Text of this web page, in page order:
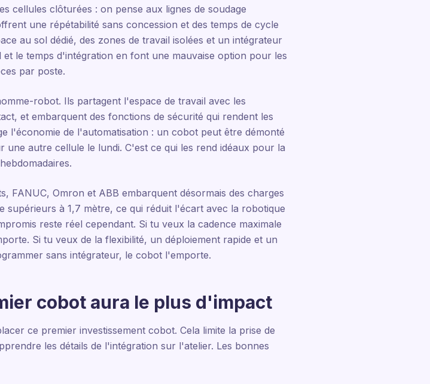
cellules clôturées : on pense aux lignes de soudage
une répétabilité sans concession et des temps de cycle
au sol dédié, des zones de travail isolées et un intégrateur
le temps d'intégration en font une mauvaise option pour les
par poste.
robot. Ils partagent l'espace de travail avec les
et embarquent des fonctions de sécurité qui rendent les
l'économie de l'automatisation : un cobot peut être démonté
une autre cellule le lundi. C'est ce qui les rend idéaux pour la
FANUC, Omron et ABB embarquent désormais des charges
supérieurs à 1,7 mètre, ce qui réduit l'écart avec la robotique
reste réel cependant. Si tu veux la cadence maximale
Si tu veux de la flexibilité, un déploiement rapide et un
sans intégrateur, le cobot l'emporte.
cobot aura le plus d'impact
ce premier investissement cobot. Cela limite la prise de
les détails de l'intégration sur l'atelier. Les bonnes